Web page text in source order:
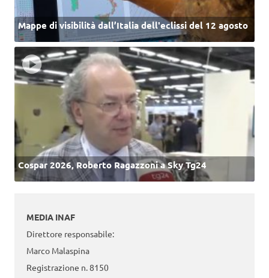
Mappe di visibilità dall’Italia dell'eclissi del 12 agosto
Cospar 2026, Roberto Ragazzoni a Sky Tg24
MEDIA INAF
Direttore responsabile:
Marco Malaspina
Registrazione n. 8150